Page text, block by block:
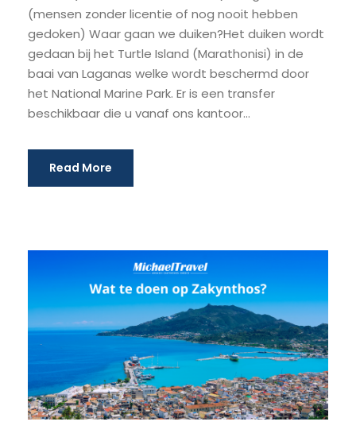
(mensen zonder licentie of nog nooit hebben
gedoken) Waar gaan we duiken?Het duiken wordt
gedaan bij het Turtle Island (Marathonisi) in de
baai van Laganas welke wordt beschermd door
het National Marine Park. Er is een transfer
beschikbaar die u vanaf ons kantoor...
Read More